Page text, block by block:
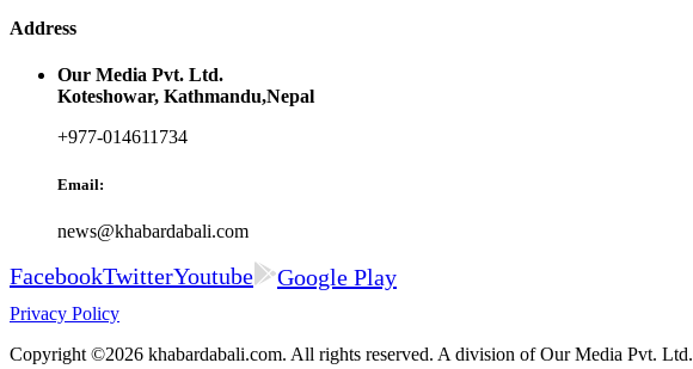
Address
Our Media Pvt. Ltd.
Koteshowar, Kathmandu,Nepal
+977-014611734
Email:
news@khabardabali.com
FacebookTwitterYoutube Google Play
Privacy Policy
Copyright ©2026 khabardabali.com. All rights reserved. A division of Our Media Pvt. Ltd.